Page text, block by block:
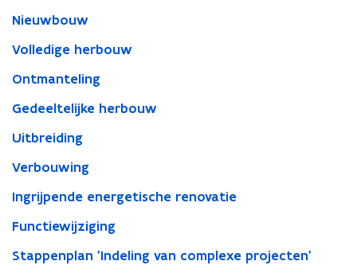
Nieuwbouw
Volledige herbouw
Ontmanteling
Gedeeltelijke herbouw
Uitbreiding
Verbouwing
Ingrijpende energetische renovatie
Functiewijziging
Stappenplan 'Indeling van complexe projecten'